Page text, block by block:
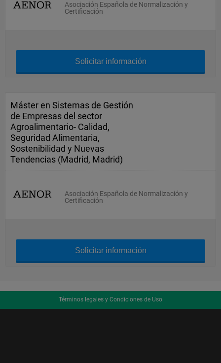
Asociación Española de Normalización y
Certificación
Solicitar información
Máster en Sistemas de Gestión
de Empresas del sector
Agroalimentario- Calidad,
Seguridad Alimentaria,
Sostenibilidad y Nuevas
Tendencias (Madrid, Madrid)
Asociación Española de Normalización y
Certificación
Solicitar información
Términos legales y Condiciones de Uso